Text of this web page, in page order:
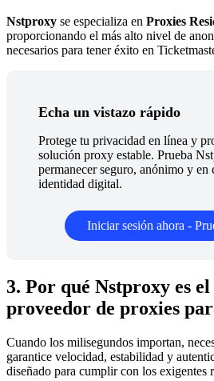
Nstproxy se especializa en Proxies
proporcionando el más alto nivel de
necesarios para tener éxito en
Echa un vistazo rápido
Protege tu privacidad en línea y
solución proxy estable. Prueba
permanecer seguro, anónimo y en
identidad digital.
Iniciar sesión ahora -
3. Por qué Nstproxy es
proveedor de proxies
Cuando los milisegundos importan,
garantice velocidad, estabilidad y
diseñado para cumplir con los exigentes